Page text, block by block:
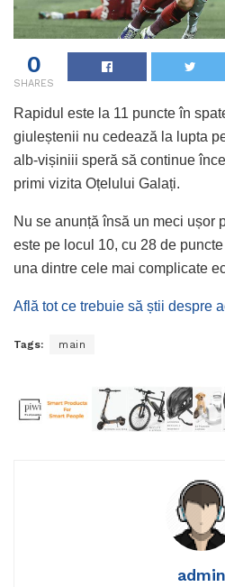
0
SHARES
Rapidul este la 11 puncte în
giuleștenii nu cedează la lupta
alb-vișiniii speră să continue
primi vizita Oțelului Galați.
Nu se anunță însă un meci ușor
este pe locul 10, cu 28 de
una dintre cele mai complicate
Află tot ce trebuie să știi despre
Tags: main
admin